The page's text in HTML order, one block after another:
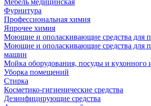
Мебель медицинская
Фурнитура
Профессиональная химия
Япрочее химия
Моющие и ополаскивающие средства для
Моющие и ополаскивающие средства для
машин
Мойка оборудования, посуды и кухонного
Уборка помещений
Стирка
Косметико-гигиенические средства
Дезинфицирующие средства